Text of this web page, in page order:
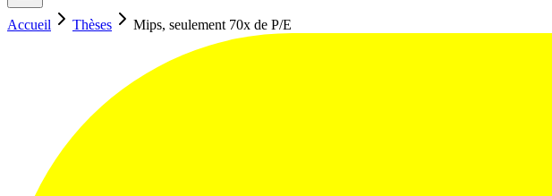
Accueil Thèses Mips, seulement 70x de P/E